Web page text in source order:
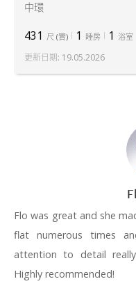
中環
431 尺 (實) 1 睡房 1 浴室
更新日期: 19.05.2026
Flo was great and she
flat numerous times
attention to detail
Highly recommended!